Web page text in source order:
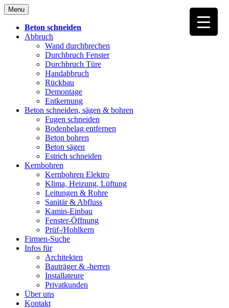
Skip
to
content
Menu
Beton schneiden
Abbruch
Wand durchbrechen
Durchbruch Fenster
Durchbruch Türe
Handabbruch
Rückbau
Demontage
Entkernung
Beton schneiden, sägen & bohren
Fugen schneiden
Bodenbelag entfernen
Beton bohren
Beton sägen
Estrich schneiden
Kernbohren
Kernbohren Elektro
Klima, Heizung, Lüftung
Leitungen & Rohre
Sanitär & Abfluss
Kamin-Einbau
Fenster-Öffnung
Prüf-/Hohlkern
Firmen-Suche
Infos für
Architekten
Bauträger & -herren
Installateure
Privatkunden
Über uns
Kontakt